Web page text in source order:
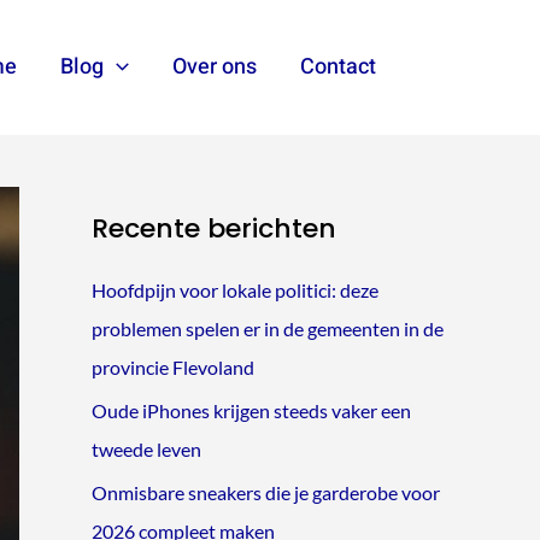
Blog Over ons Contact
Recente berichten
Hoofdpijn voor lokale politici: deze
problemen spelen er in de gemeenten in de
provincie Flevoland
Oude iPhones krijgen steeds vaker een
tweede leven
Onmisbare sneakers die je garderobe voor
2026 compleet maken